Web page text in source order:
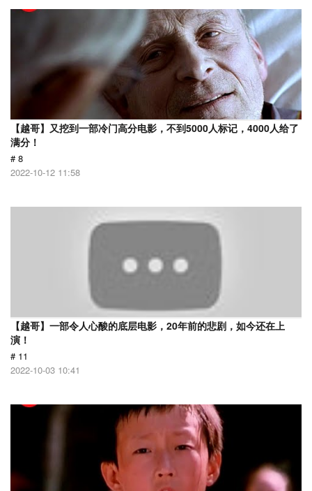
【越哥】又挖到一部冷门高分电影，不到5000人标记，4000人给了
满分！
# 8
2022-10-12 11:58
【越哥】一部令人心酸的底层电影，20年前的悲剧，如今还在上
演！
# 11
2022-10-03 10:41